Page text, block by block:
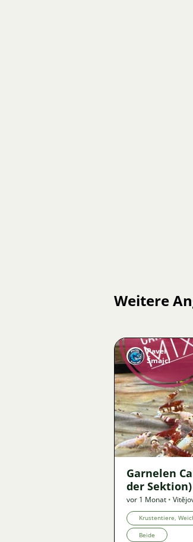
Weitere
Pavel
Šmajcl
Garnelen
der Sektion)
vor 1 Monat •
Krustentiere,
Beide